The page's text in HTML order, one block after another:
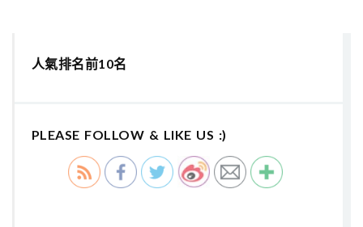
人氣排名前10名
PLEASE FOLLOW & LIKE US :)